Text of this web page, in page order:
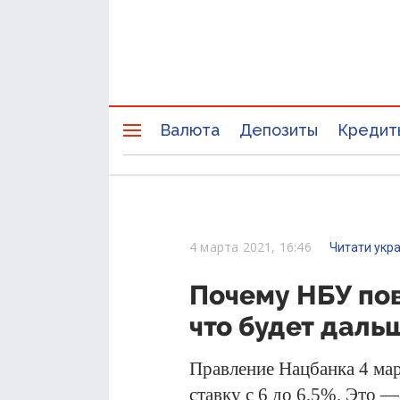
Валюта Депозиты
4 марта 2021, 16:46 Читати
Почему НБУ
что будет
Правление Нацбанка 4
ставку с 6 до 6,5%. Это